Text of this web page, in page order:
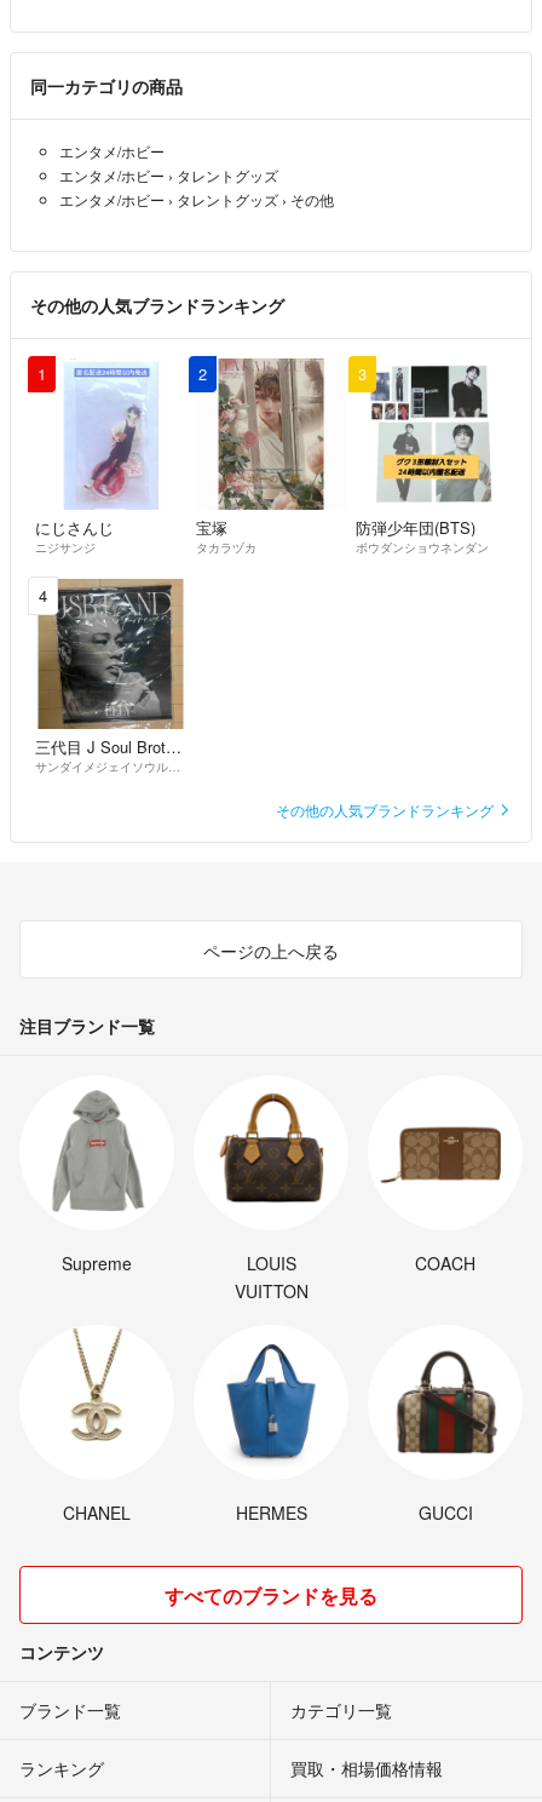
同一カテゴリの商品
エンタメ/ホビー
エンタメ/ホビー › タレントグッズ
エンタメ/ホビー › タレントグッズ › その他
その他の人気ブランドランキング
1
にじさんじ
ニジサンジ
2
宝塚
タカラヅカ
3
防弾少年団(BTS)
ボウダンショウネンダン
4
三代目 J Soul Brothers
サンダイメジェイソウルブラザーズ
その他の人気ブランドランキング
ページの上へ戻る
注目ブランド一覧
Supreme
LOUIS
VUITTON
COACH
CHANEL HERMES GUCCI
すべてのブランドを見る
コンテンツ
ブランド一覧 カテゴリ一覧
ランキング 買取・相場価格情報